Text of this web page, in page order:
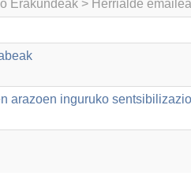
Erakundeak > Herrialde
arazoen inguruko